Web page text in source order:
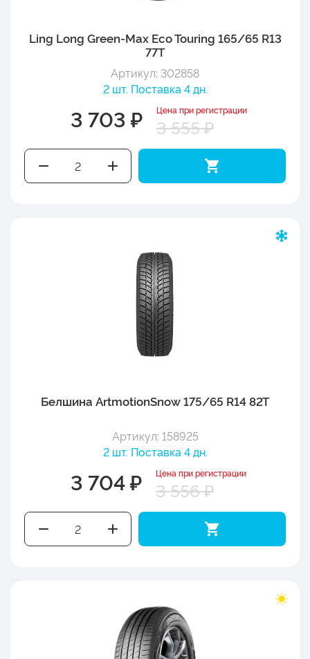
Ling Long Green-Max Eco Touring 165/65 R13
77T
Артикул: 302858
2 шт. Поставка 4 дн.
3 703 ₽ Цена при регистрации
3 555 ₽
Белшина ArtmotionSnow 175/65 R14 82T
Артикул: 158925
2 шт. Поставка 4 дн.
3 704 ₽ Цена при регистрации
3 556 ₽